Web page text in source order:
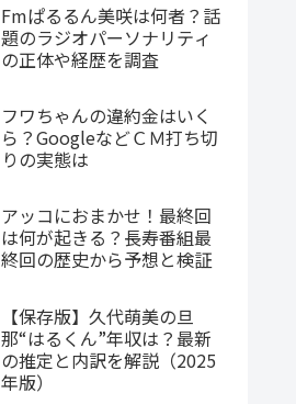
Fmぱるるん美咲は何者？話
題のラジオパーソナリティ
の正体や経歴を調査
フワちゃんの違約金はいく
ら？GoogleなどＣＭ打ち切
りの実態は
アッコにおまかせ！最終回
は何が起きる？長寿番組最
終回の歴史から予想と検証
【保存版】久代萌美の旦
那“はるくん”年収は？最新
の推定と内訳を解説（2025
年版）